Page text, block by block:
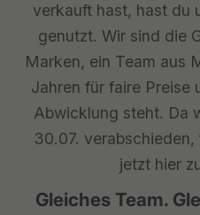
verkauft hast, hast du
genutzt. Wir sind die
Marken, ein Team aus
Jahren für faire Preise
Abwicklung steht. Da
30.07.
jetzt hier
Gleiches Team.